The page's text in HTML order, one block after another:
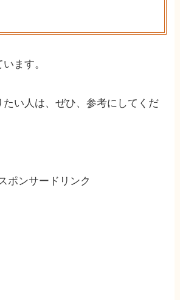
ます。
たい人は、ぜひ、参考にしてくだ
ポンサードリンク